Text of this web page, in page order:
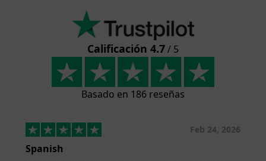
Calificación 4.7/ 5
Basado en 186 reseñas
Feb 24, 2026
Spanish